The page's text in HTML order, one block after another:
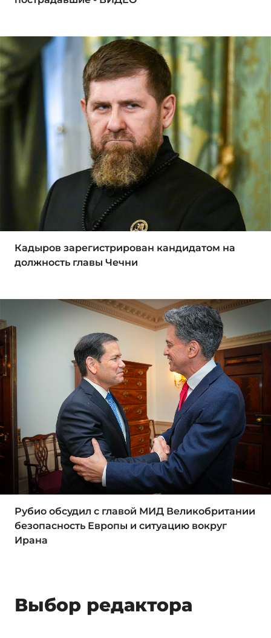
Кадыров зарегистрирован кандидатом на
должность главы Чечни
Рубио обсудил с главой МИД Великобритании
безопасность Европы и ситуацию вокруг
Ирана
Выбор редактора